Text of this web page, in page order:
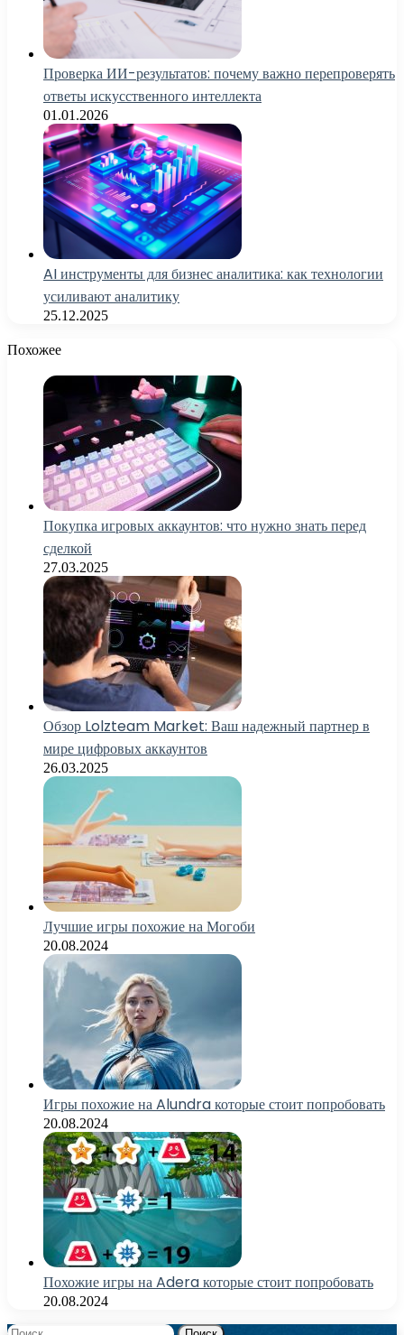
Проверка ИИ-результатов: почему важно перепроверять
ответы искусственного интеллекта
01.01.2026
AI инструменты для бизнес аналитика: как технологии
усиливают аналитику
25.12.2025
Похожее
Покупка игровых аккаунтов: что нужно знать перед
сделкой
27.03.2025
Обзор Lolzteam Market: Ваш надежный партнер в
мире цифровых аккаунтов
26.03.2025
Лучшие игры похожие на Могоби
20.08.2024
Игры похожие на Alundra которые стоит попробовать
20.08.2024
Похожие игры на Adera которые стоит попробовать
20.08.2024
Найти: